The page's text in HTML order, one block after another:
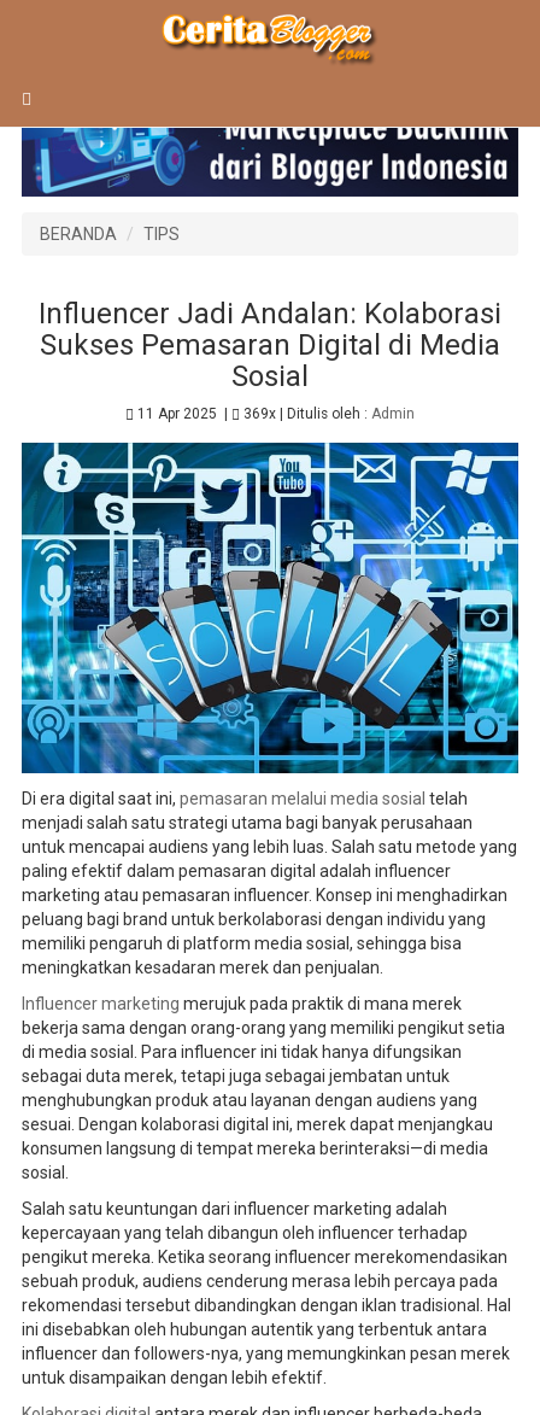
BERANDA TIPS
Influencer Jadi Andalan: Kolaborasi
Sukses Pemasaran Digital di Media
Sosial
11 Apr 2025 369x| Ditulis oleh : Admin
Di era digital saat ini, pemasaran melalui media sosial telah
menjadi salah satu strategi utama bagi banyak perusahaan
untuk mencapai audiens yang lebih luas. Salah satu metode yang
paling efektif dalam pemasaran digital adalah influencer
marketing atau pemasaran influencer. Konsep ini menghadirkan
peluang bagi brand untuk berkolaborasi dengan individu yang
memiliki pengaruh di platform media sosial, sehingga bisa
meningkatkan kesadaran merek dan penjualan.
Influencer marketing merujuk pada praktik di mana merek
bekerja sama dengan orang-orang yang memiliki pengikut setia
di media sosial. Para influencer ini tidak hanya difungsikan
sebagai duta merek, tetapi juga sebagai jembatan untuk
menghubungkan produk atau layanan dengan audiens yang
sesuai. Dengan kolaborasi digital ini, merek dapat menjangkau
konsumen langsung di tempat mereka berinteraksi—di media
sosial.
Salah satu keuntungan dari influencer marketing adalah
kepercayaan yang telah dibangun oleh influencer terhadap
pengikut mereka. Ketika seorang influencer merekomendasikan
sebuah produk, audiens cenderung merasa lebih percaya pada
rekomendasi tersebut dibandingkan dengan iklan tradisional. Hal
ini disebabkan oleh hubungan autentik yang terbentuk antara
influencer dan followers-nya, yang memungkinkan pesan merek
untuk disampaikan dengan lebih efektif.